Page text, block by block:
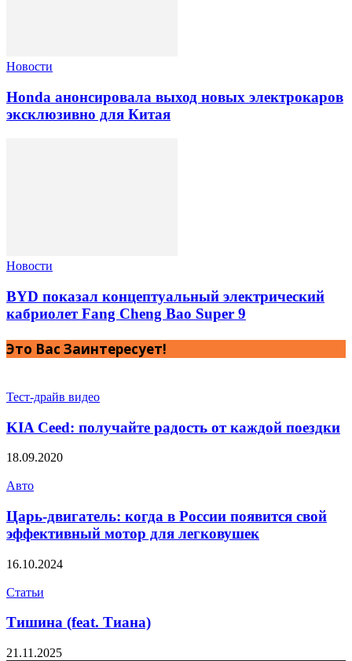
Новости
Honda анонсировала выход новых электрокаров
эксклюзивно для Китая
Новости
BYD показал концептуальный электрический
кабриолет Fang Cheng Bao Super 9
Это Вас Заинтересует!
Тест-драйв видео
KIA Ceed: получайте радость от каждой поездки
18.09.2020
Авто
Царь-двигатель: когда в России появится свой
эффективный мотор для легковушек
16.10.2024
Статьи
Тишина (feat. Тиана)
21.11.2025